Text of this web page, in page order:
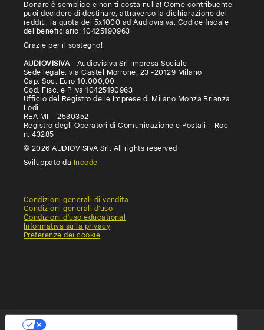
Donare è semplice e non ti costa nulla! Come contribuente
puoi decidere di destinare, attraverso la dichiarazione dei
redditi, la quota del 5x1000 ad Audiovisiva. Codice fiscale
del beneficiario: 10425190963
Grazie per il sostegno!
AUDIOVISIVA- Audiovisiva Srl Impresa Sociale
Sede legale: via Castel Morrone, 23 -20129 Milano
Cap. Soc. Euro 10.000,00
Cod. Fisc. e P.Iva 10425190963
Ufficio del Registro delle Imprese di Milano Monza Brianza
Lodi
REA MI – 2530352
Registro degli Operatori di Comunicazione e Postali – Roc
n. 43285
© 2026 AUDIOVISIVA Srl. All rights reserved
Sviluppato da
Incode
Condizioni generali di vendita
Condizioni generali d'uso
Condizioni d'uso educational
Informativa sulla privacy
Preferenze dei cookie
Le tue preferenze relative alla privacy